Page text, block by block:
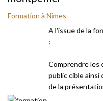
Formation à Nîmes
A l'issue de la
:
Comprendre les
public cible ainsi
de la